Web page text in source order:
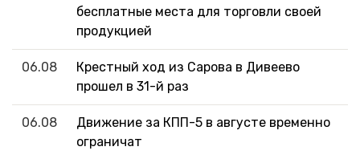
бесплатные места для торговли своей
продукцией
06.08
Крестный ход из Сарова в Дивеево
прошел в 31-й раз
06.08
Движение за КПП-5 в августе временно
ограничат